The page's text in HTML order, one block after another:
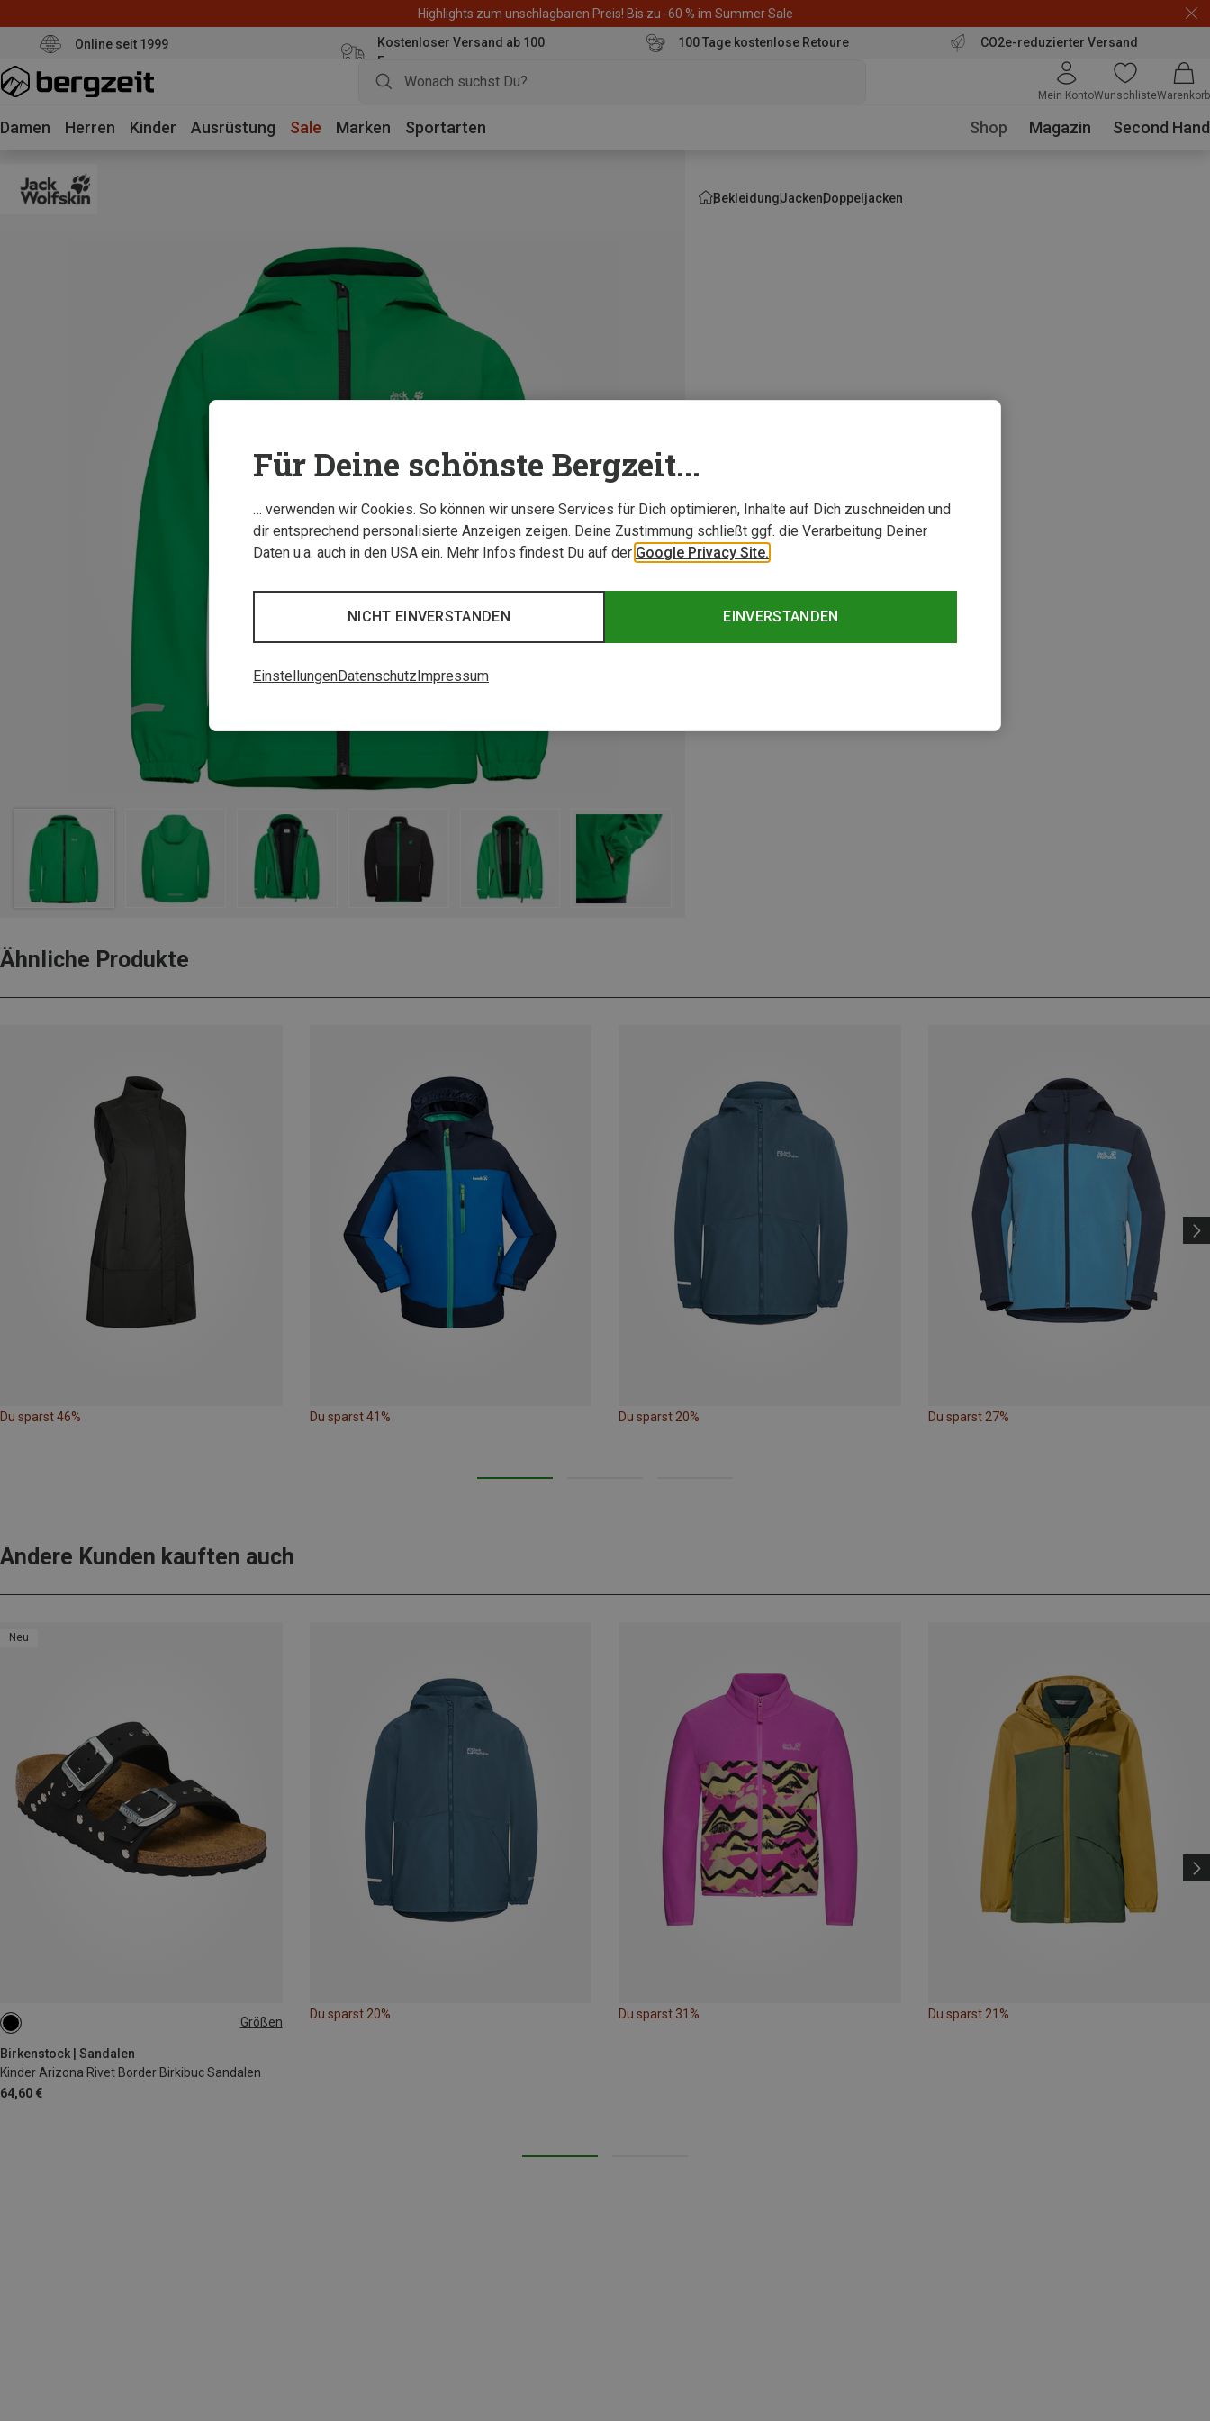
Highlights zum unschlagbaren Preis! Bis zu -60 % im Summer Sale
Online seit 1999
Kostenloser Versand ab 100
Euro
100 Tage kostenlose Retoure CO2e-reduzierter Versand
Mein KontoWunschlisteWarenkorb
Damen Herren Kinder Ausrüstung Sale Marken Sportarten Shop Magazin Second Hand
BekleidungJackenDoppeljacken
Ähnliche Produkte
Du sparst 46% Du sparst 41% Du sparst 20% Du sparst 27%
Andere Kunden kauften auch
Neu
Größen
Birkenstock | Sandalen
Kinder Arizona Rivet Border Birkibuc Sandalen
64,60 €
31
Du sparst 20% Du sparst 31% Du sparst 21%
Für Deine schönste Bergzeit...
… verwenden wir Cookies. So können wir unsere Services für Dich optimieren, Inhalte auf Dich zuschneiden und
dir entsprechend personalisierte Anzeigen zeigen. Deine Zustimmung schließt ggf. die Verarbeitung Deiner
Daten u.a. auch in den USA ein. Mehr Infos findest Du auf der Google Privacy Site.
EINVERSTANDEN
NICHT EINVERSTANDEN
EinstellungenDatenschutzImpressum